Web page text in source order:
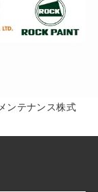
ンテナンス株式